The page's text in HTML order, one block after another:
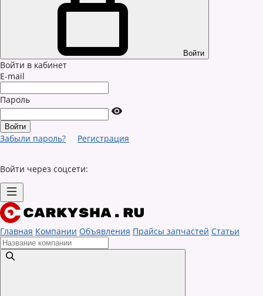
Войти
Войти в кабинет
E-mail
Пароль
Забыли пароль? Регистрация
Войти через соцсети:
Главная Компании Объявления Прайсы запчастей Статьи